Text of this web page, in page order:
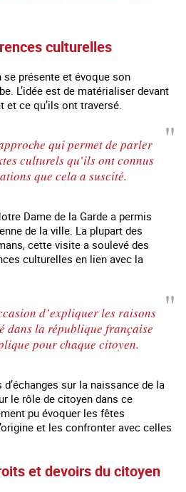
culturelles
se présente et évoque son
L’idée est de matérialiser devant
et ce qu’ils ont traversé.
qui permet de parler
culturels qu’ils ont connus
que cela a suscité.
Dame de la Garde a permis
de la ville. La plupart des
cette visite a soulevé des
culturelles en lien avec la
d’expliquer les raisons
dans la république française
pour chaque citoyen.
sur la naissance de la
le rôle de citoyen dans ce
pu évoquer les fêtes
et les confronter avec celles
et devoirs du citoyen